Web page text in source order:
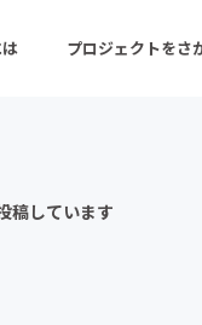
プロジェクトをさ
クト
稿しています